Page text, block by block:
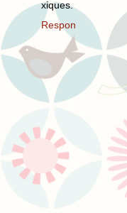
xiques.
Respon